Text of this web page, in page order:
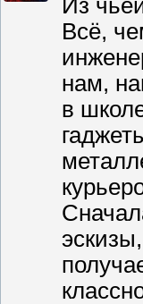
Из
Всё,
нам,
в